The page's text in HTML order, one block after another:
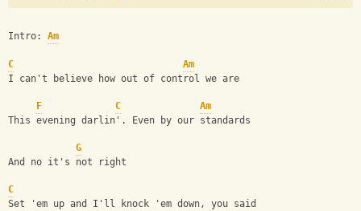
Intro: Am
C
Am
I can't believe how out of control we are
F C
Am
This evening darlin'. Even by our standards
G
And no it's not right
C
Set 'em up and I'll knock 'em down, you said